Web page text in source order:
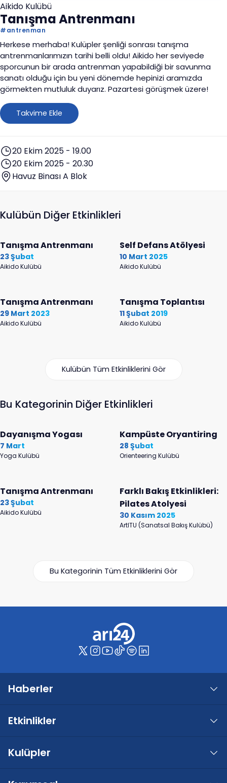
Aikido Kulübü
Tanışma Antrenmanı
#antrenman
Herkese merhaba! Kulüpler şenliği sonrası tanışma
antrenmanlarımızın tarihi belli oldu! Aikido her seviyede
sporcunun bir arada antrenman yapabildiği bir savunma
sanatı olduğu için bu yeni dönemde hepinizi aramızda
görmekten mutluluk duyarız. Pazartesi görüşmek üzere!
Takvime Ekle
20 Ekim 2025 - 19.00
20 Ekim 2025 - 20.30
Havuz Binası A Blok
Kulübün Diğer Etkinlikleri
Tanışma Antrenmanı
23 Şubat
Aikido Kulübü
Self Defans Atölyesi
10 Mart 2025
Aikido Kulübü
Tanışma Antrenmanı
29 Mart 2023
Aikido Kulübü
Tanışma Toplantısı
11 Şubat 2019
Aikido Kulübü
Kulübün Tüm Etkinliklerini Gör
Bu Kategorinin Diğer Etkinlikleri
Dayanışma Yogası
7 Mart
Yoga Kulübü
Kampüste Oryantiring
28 Şubat
Orienteering Kulübü
Tanışma Antrenmanı
23 Şubat
Aikido Kulübü
Farklı Bakış Etkinlikleri:
Pilates Atolyesi
30 Kasım 2025
ArtITU (Sanatsal Bakış Kulübü)
Bu Kategorinin Tüm Etkinliklerini Gör
Haberler
Etkinlikler
Kulüpler